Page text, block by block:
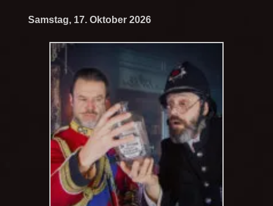
Samstag, 17. Oktober 2026